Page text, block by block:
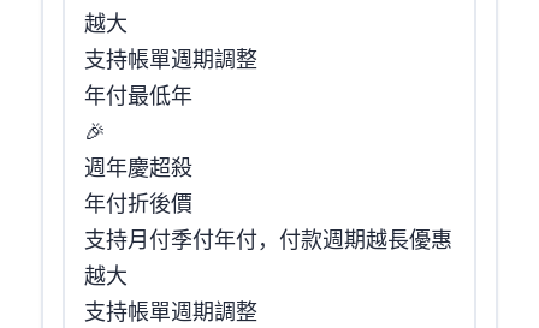
越大
支持帳單週期調整
年付 最低 $357.49 / 年
🎉 Seednet VDS Anniversary
週年慶超殺
年付折後價
支持月付 / 季付 / 年付，付款週期越長優惠
越大
支持帳單週期調整